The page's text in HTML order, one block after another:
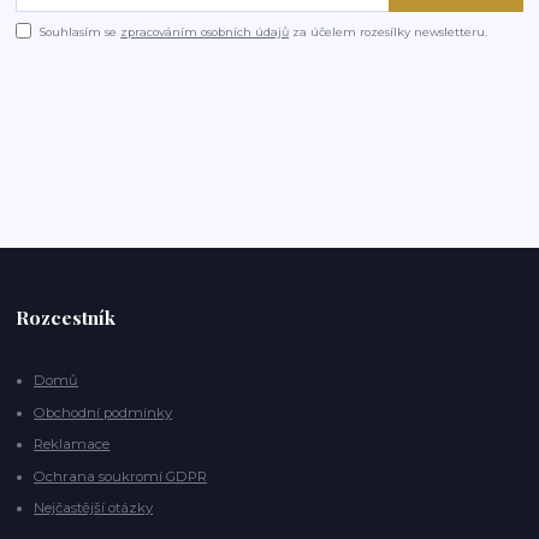
Souhlasím se zpracováním osobních údajů za účelem rozesílky newsletteru.
Rozcestník
Domů
Obchodní podmínky
Reklamace
Ochrana soukromí GDPR
Nejčastější otázky